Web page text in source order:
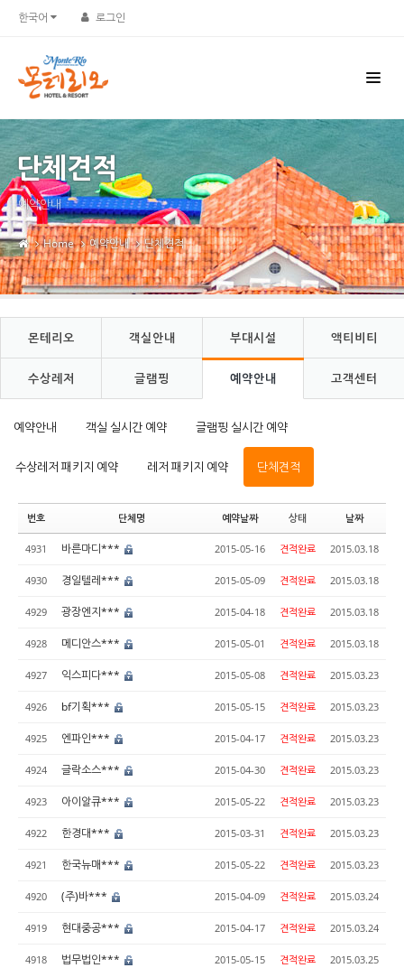
한국어 로그인
단체견적
예약안내
Home 예약안내 단체견적
몬테리오 객실안내 부대시설 액티비티
수상레저 글램핑 예약안내 고객센터
예약안내 객실 실시간 예약 글램핑 실시간 예약
수상레저 패키지 예약 레저 패키지 예약 단체견적
번호 단체명 예약날짜 상태 날짜
4931 바른마디*** 2015-05-16 견적완료 2015.03.18
4930 경일텔레*** 2015-05-09 견적완료 2015.03.18
4929 광장엔지*** 2015-04-18 견적완료 2015.03.18
4928 메디안스*** 2015-05-01 견적완료 2015.03.18
4927 익스피다*** 2015-05-08 견적완료 2015.03.23
4926 bf기획*** 2015-05-15 견적완료 2015.03.23
4925 엔파인*** 2015-04-17 견적완료 2015.03.23
4924 글락소스*** 2015-04-30 견적완료 2015.03.23
4923 아이알큐*** 2015-05-22 견적완료 2015.03.23
4922 한경대*** 2015-03-31 견적완료 2015.03.23
4921 한국뉴매*** 2015-05-22 견적완료 2015.03.23
4920 (주)바*** 2015-04-09 견적완료 2015.03.24
4919 현대중공*** 2015-04-17 견적완료 2015.03.24
4918 법무법인*** 2015-05-15 견적완료 2015.03.25
Sketchbook5, 스케치북5